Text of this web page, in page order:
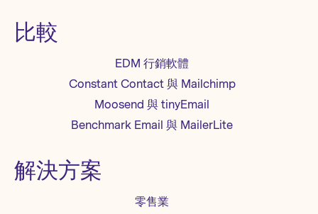
比較
EDM 行銷軟體
Constant Contact 與 Mailchimp
Moosend 與 tinyEmail
Benchmark Email 與 MailerLite
解決方案
零售業